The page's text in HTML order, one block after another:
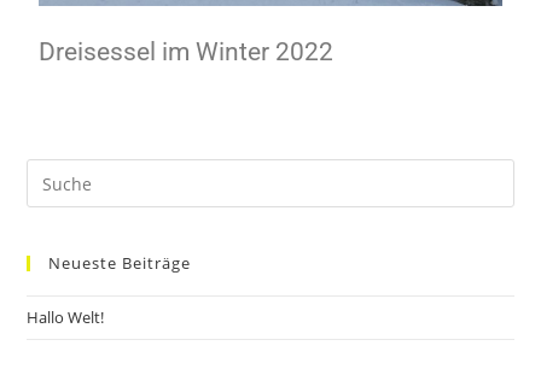
Dreisessel im Winter 2022
Neueste Beiträge
Hallo Welt!